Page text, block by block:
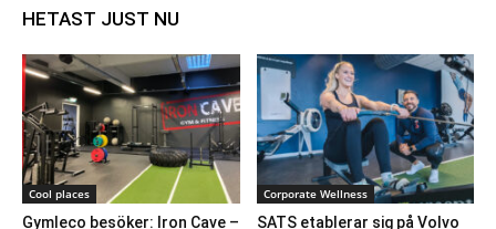
HETAST JUST NU
Cool places
Gymleco besöker: Iron Cave –
Corporate Wellness
SATS etablerar sig på Volvo